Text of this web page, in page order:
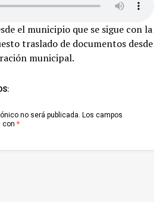
el municipio que se sigue con la
traslado de documentos desde
municipal.
no será publicada. Los campos
con *